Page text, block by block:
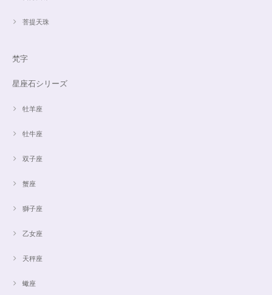
菩提天珠
梵字
星座石シリーズ
牡羊座
牡牛座
双子座
蟹座
獅子座
乙女座
天秤座
蠍座